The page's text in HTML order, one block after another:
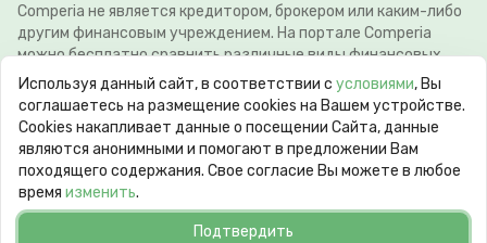
Comperia не является кредитором, брокером или каким-либо
другим финансовым учреждением. На портале Comperia
можно бесплатно сравнить различные виды финансовых
услуг, для того что-бы клиент мог сэкономить свое время и
деньги. Э-почта:info@comperia.lv. Пример расчёта: при
взятии в долг 5000 € на 60 месяцев, ежемесячный платеж
106.93 €, общие затраты 6415.59 €, годовая процентная
ставка APR 10.78%. Максимальная годовая процентная
ставка (max APR) может достигать 60%. Срок кредита от 62
дней до 10 лет.
Используя данный сайт, в соответствии с условиями, Вы
соглашаетесь на размещение cookies на Вашем устройстве.
Сookies накапливает данные о посещении Сайта, данные
являются анонимными и помогают в предложении Вам
походящего содержания. Свое согласие Вы можете в любое
время изменить.
Подтвердить